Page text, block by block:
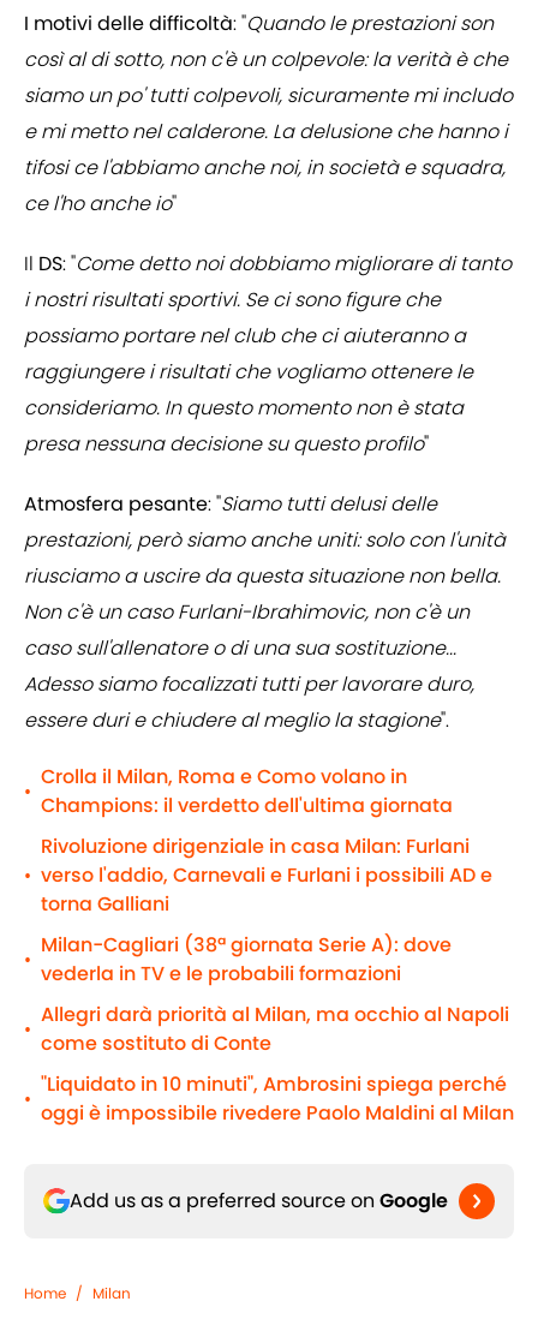
I motivi delle difficoltà: "Quando le prestazioni son
così al di sotto, non c'è un colpevole: la verità è che
siamo un po' tutti colpevoli, sicuramente mi includo
e mi metto nel calderone. La delusione che hanno i
tifosi ce l'abbiamo anche noi, in società e squadra,
ce l'ho anche io"
Il DS: "Come detto noi dobbiamo migliorare di tanto
i nostri risultati sportivi. Se ci sono figure che
possiamo portare nel club che ci aiuteranno a
raggiungere i risultati che vogliamo ottenere le
consideriamo. In questo momento non è stata
presa nessuna decisione su questo profilo"
Atmosfera pesante: "Siamo tutti delusi delle
prestazioni, però siamo anche uniti: solo con l'unità
riusciamo a uscire da questa situazione non bella.
Non c'è un caso Furlani-Ibrahimovic, non c'è un
caso sull'allenatore o di una sua sostituzione...
Adesso siamo focalizzati tutti per lavorare duro,
essere duri e chiudere al meglio la stagione".
•
Crolla il Milan, Roma e Como volano in
Champions: il verdetto dell'ultima giornata
•
Rivoluzione dirigenziale in casa Milan: Furlani
verso l'addio, Carnevali e Furlani i possibili AD e
torna Galliani
•
Milan-Cagliari (38ª giornata Serie A): dove
vederla in TV e le probabili formazioni
•
Allegri darà priorità al Milan, ma occhio al Napoli
come sostituto di Conte
•
"Liquidato in 10 minuti", Ambrosini spiega perché
oggi è impossibile rivedere Paolo Maldini al Milan
Add us as a preferred source on Google
Home / Milan